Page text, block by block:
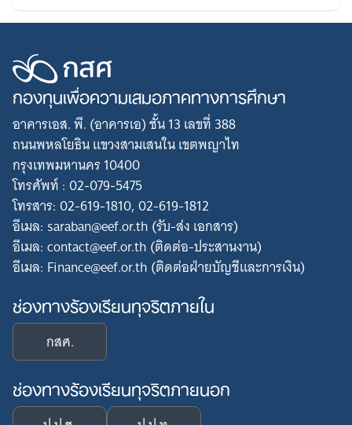
Search
for:
กองทุนเพื่อความเสมอภาคทางการศึกษา
อาคารเอส. พี. (อาคารเอ) ชั้น 13 เลขที่ 388
ถนนพหลโยธิน แขวงสามเสนใน เขตพญาไท
กรุงเทพมหานคร 10400
โทรศัพท์ : 02-079-5475
โทรสาร: 02-619-1810, 02-619-1812
อีเมล: saraban@eef.or.th (รับ-ส่ง เอกสาร)
อีเมล: contact@eef.or.th (ติดต่อ-ประสานงาน)
อีเมล: Finance@eef.or.th (ติดต่อฝ่ายบัญชีและการเงิน)
ช่องทางร้องเรียนทุจริตภายใน
กสศ.
ช่องทางร้องเรียนทุจริตภายนอก